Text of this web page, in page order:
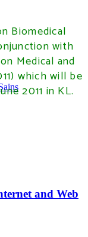
Biomedical
with
Medical and
which will be
2011 in KL.
and Web